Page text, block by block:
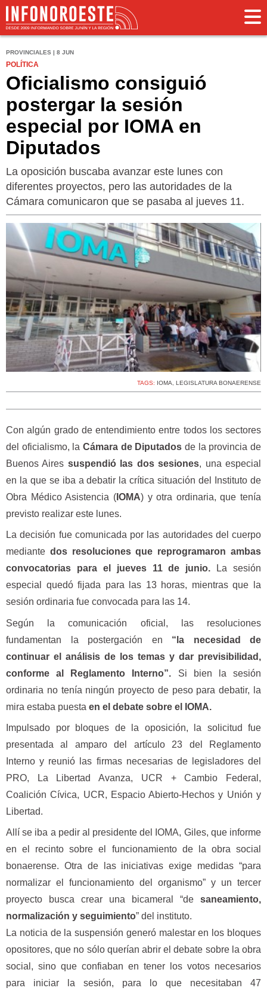
PROVINCIALES | 8 JUN
POLÍTICA
Oficialismo consiguió
postergar la sesión
especial por IOMA en
Diputados
La oposición buscaba avanzar este lunes con
diferentes proyectos, pero las autoridades de la
Cámara comunicaron que se pasaba al jueves 11.
TAGS: IOMA, LEGISLATURA BONAERENSE
Con algún grado de entendimiento entre todos los sectores
del oficialismo, la Cámara de Diputados de la provincia de
Buenos Aires suspendió las dos sesiones, una especial
en la que se iba a debatir la crítica situación del Instituto de
Obra Médico Asistencia (IOMA) y otra ordinaria, que tenía
previsto realizar este lunes.
La decisión fue comunicada por las autoridades del cuerpo
mediante dos resoluciones que reprogramaron ambas
convocatorias para el jueves 11 de junio.
La sesión
especial quedó fijada para las 13 horas, mientras que la
sesión ordinaria fue convocada para las 14.
Según la comunicación oficial, las resoluciones
fundamentan la postergación en “la necesidad de
continuar el análisis de los temas y dar previsibilidad,
conforme al Reglamento Interno”. Si bien la sesión
ordinaria no tenía ningún proyecto de peso para debatir, la
mira estaba puesta en el debate sobre el IOMA.
Impulsado por bloques de la oposición, la solicitud fue
presentada al amparo del artículo 23 del Reglamento
Interno y reunió las firmas necesarias de legisladores del
PRO, La Libertad Avanza, UCR + Cambio Federal,
Coalición Cívica, UCR, Espacio Abierto-Hechos y Unión y
Libertad.
Allí se iba a pedir al presidente del IOMA, Giles, que informe
en el recinto sobre el funcionamiento de la obra social
bonaerense. Otra de las iniciativas exige medidas “para
normalizar el funcionamiento del organismo” y un tercer
proyecto busca crear una bicameral “de saneamiento,
normalización y seguimiento” del instituto.
La noticia de la suspensión generó malestar en los bloques
opositores, que no sólo querían abrir el debate sobre la obra
social, sino que confiaban en tener los votos necesarios
para iniciar la sesión, para lo que necesitaban 47